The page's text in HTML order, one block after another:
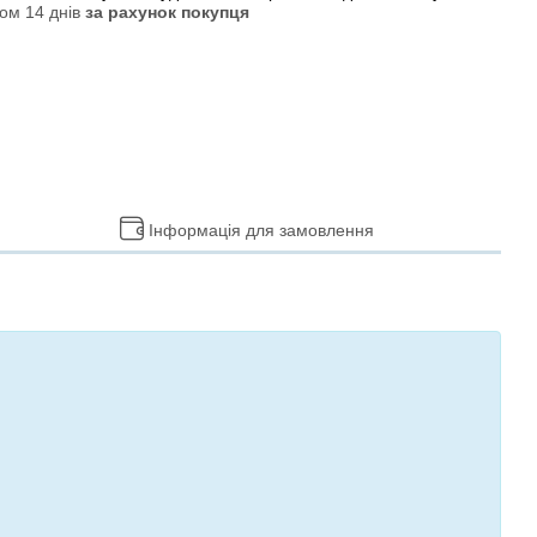
14 днів за рахунок покупця
Інформація для замовлення